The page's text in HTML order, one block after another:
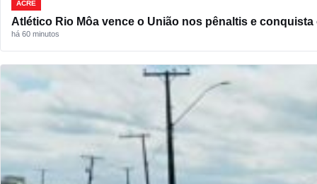
ACRE
Atlético Rio Môa vence o União nos pênaltis e conquista
há 60 minutos